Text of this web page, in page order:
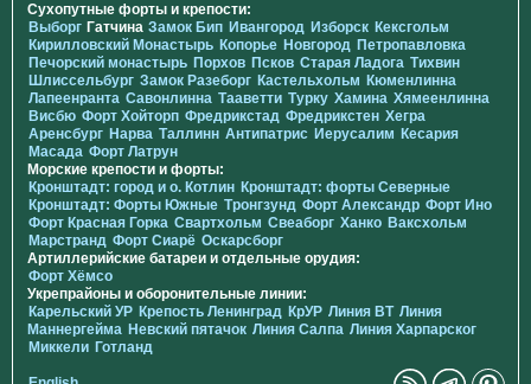
Сухопутные форты и крепости:
Выборг Гатчина Замок Бип Ивангород Изборск Кексгольм
Кирилловский Монастырь Копорье Новгород Петропавловка
Печорcкий монастырь Порхов Псков Старая Ладога Тихвин
Шлиссельбург Замок Разеборг Кастельхольм Кюменлинна
Лапеенранта Савонлинна Тааветти Турку Хамина Хямеенлинна
Висбю Форт Хойторп Фредрикстад Фредрикстен Хегра
Аренсбург Нарва Таллинн Антипатрис Иерусалим Кесария
Масада Форт Латрун
Морские крепости и форты:
Кронштадт: город и о. Котлин Кронштадт: форты Северные
Кронштадт: Форты Южные Тронгзунд Форт Александр Форт Ино
Форт Красная Горка Свартхольм Свеаборг Ханко Ваксхольм
Марстранд Форт Сиарё Оскарсборг
Артиллерийские батареи и отдельные орудия:
Форт Хёмсо
Укрепрайоны и оборонительные линии:
Карельский УР Крепость Ленинград КрУР Линия ВТ Линия
Маннергейма Невский пятачок Линия Салпа Линия Харпарског
Миккели Готланд